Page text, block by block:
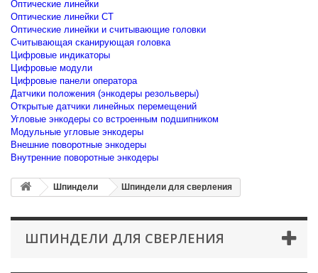
Оптические линейки
Оптические линейки CT
Оптические линейки и считывающие головки
Считывающая сканирующая головка
Цифровые индикаторы
Цифровые модули
Цифровые панели оператора
Датчики положения (энкодеры резольверы)
Открытые датчики линейных перемещений
Угловые энкодеры со встроенным подшипником
Модульные угловые энкодеры
Внешние поворотные энкодеры
Внутренние поворотные энкодеры
Шпиндели Шпиндели для сверления
ШПИНДЕЛИ ДЛЯ СВЕРЛЕНИЯ